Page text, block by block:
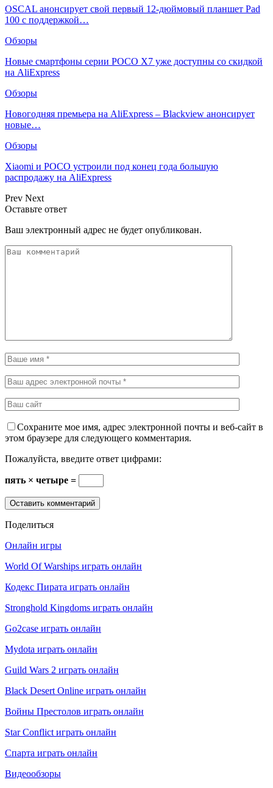
OSCAL анонсирует свой первый 12-дюймовый планшет Pad
100 с поддержкой…
Обзоры
Новые смартфоны серии POCO X7 уже доступны со скидкой
на AliExpress
Обзоры
Новогодняя премьера на AliExpress – Blackview анонсирует
новые…
Обзоры
Xiaomi и POCO устроили под конец года большую
распродажу на AliExpress
Prev Next
Оставьте ответ
Ваш электронный адрес не будет опубликован.
Сохраните мое имя, адрес электронной почты и веб-сайт в
этом браузере для следующего комментария.
Пожалуйста, введите ответ цифрами:
пять × четыре =
Поделиться
Онлайн игры
World Of Warships играть онлайн
Кодекс Пирата играть онлайн
Stronghold Kingdoms играть онлайн
Go2case играть онлайн
Mydota играть онлайн
Guild Wars 2 играть онлайн
Black Desert Online играть онлайн
Войны Престолов играть онлайн
Star Conflict играть онлайн
Спарта играть онлайн
Видеообзоры